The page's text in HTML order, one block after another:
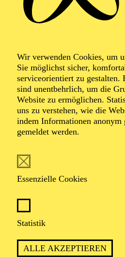
Wir verwenden Cookies, um
Sie möglichst sicher,
serviceorientiert zu gestalten.
sind unentbehrlich, um die
Website zu ermöglichen.
uns zu verstehen, wie die
indem Informationen anonym
gemeldet werden.
Essenzielle Cookies
Statistik
ALLE AKZEPTIEREN
Dorin
Bühnen- und
Dorin Gal absolvierte sein
Daraufhin war er zehn Jahre
mit dem Bayerischen
Bühnen- und Kostümbild
1997 den Bayerischen